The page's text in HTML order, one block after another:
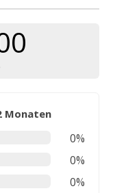
Monaten
0%
0%
0%